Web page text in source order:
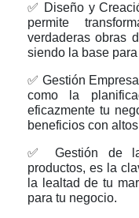
✅ Diseño y
permite
verdaderas obras
siendo la base
✅ Gestión
como la
eficazmente tu
beneficios con
✅
Gestión de
productos, es la
la lealtad de tu
para tu negocio.